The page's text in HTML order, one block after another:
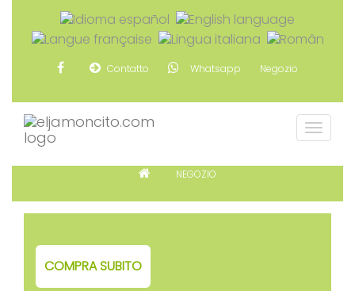
Contatto Whatsapp Negozio
NEGOZIO
COMPRA SUBITO